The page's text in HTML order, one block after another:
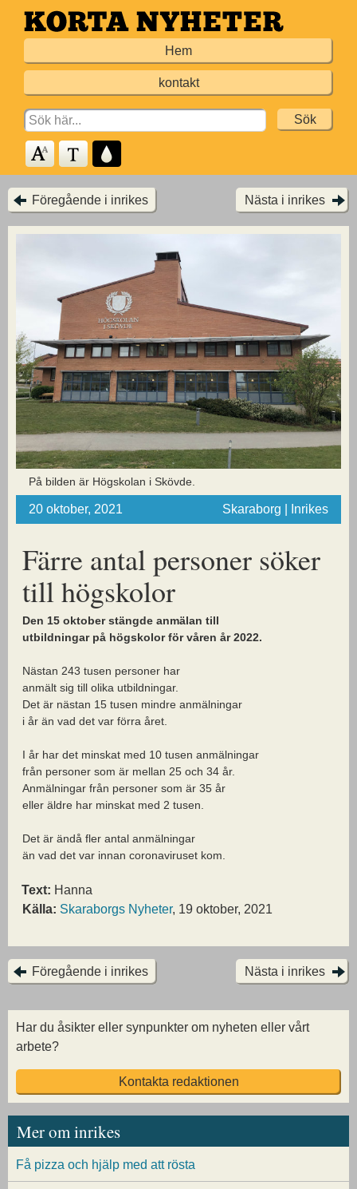
Hoppa
till
Hem
kontakt
Search
for:
Föregående i inrikes Nästa i inrikes
På bilden är Högskolan i Skövde.
20 oktober, 2021 Skaraborg | Inrikes
Färre antal personer söker
till högskolor
Den 15 oktober stängde anmälan till
utbildningar på högskolor för våren år 2022.
Nästan 243 tusen personer har
anmält sig till olika utbildningar.
Det är nästan 15 tusen mindre anmälningar
i år än vad det var förra året.
I år har det minskat med 10 tusen anmälningar
från personer som är mellan 25 och 34 år.
Anmälningar från personer som är 35 år
eller äldre har minskat med 2 tusen.
Det är ändå fler antal anmälningar
än vad det var innan coronaviruset kom.
Text: Hanna
Källa: Skaraborgs Nyheter, 19 oktober, 2021
Föregående i inrikes Nästa i inrikes
Har du åsikter eller synpunkter om nyheten eller vårt
arbete?
Kontakta redaktionen
Mer om inrikes
Få pizza och hjälp med att rösta